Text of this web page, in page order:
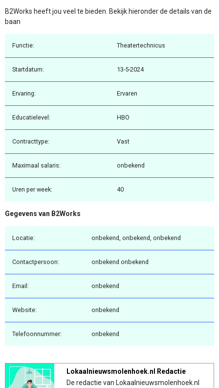
B2Works heeft jou veel te bieden. Bekijk hieronder de details van de
baan
Functie: Theatertechnicus
Startdatum: 13-5-2024
Ervaring: Ervaren
Educatielevel: HBO
Contracttype: Vast
Maximaal salaris: onbekend
Uren per week: 40
Gegevens van B2Works
Locatie: onbekend, onbekend, onbekend
Contactpersoon: onbekend onbekend
Email: onbekend
Website: onbekend
Telefoonnummer: onbekend
Lokaalnieuwsmolenhoek.nl Redactie
De redactie van Lokaalnieuwsmolenhoek.nl